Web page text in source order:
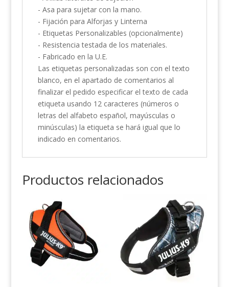
- Asa para sujetar con la mano.
- Fijación para Alforjas y Linterna
- Etiquetas Personalizables (opcionalmente)
- Resistencia testada de los materiales.
- Fabricado en la U.E.
Las etiquetas personalizadas son con el texto
blanco, en el apartado de comentarios al
finalizar el pedido especificar el texto de cada
etiqueta usando 12 caracteres (números o
letras del alfabeto español, mayúsculas o
minúsculas) la etiqueta se hará igual que lo
indicado en comentarios.
Productos relacionados